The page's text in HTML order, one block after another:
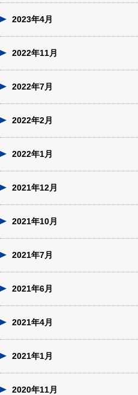
2023年4月
2022年11月
2022年7月
2022年2月
2022年1月
2021年12月
2021年10月
2021年7月
2021年6月
2021年4月
2021年1月
2020年11月